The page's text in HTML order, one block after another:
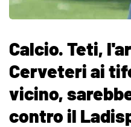
Calcio. Teti,
Cerveteri ai
vicino,
contro il